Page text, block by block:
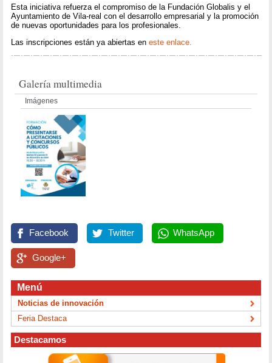
Esta iniciativa refuerza el compromiso de la Fundación Globalis y el
Ayuntamiento de Vila-real con el desarrollo empresarial y la promoción
de nuevas oportunidades para los profesionales.
Las inscripciones están ya abiertas eneste enlace.
Galería multimedia
Imágenes
Facebook Twitter WhatsApp
Google+
Menú
Noticias de innovación
Feria Destaca
Destacamos